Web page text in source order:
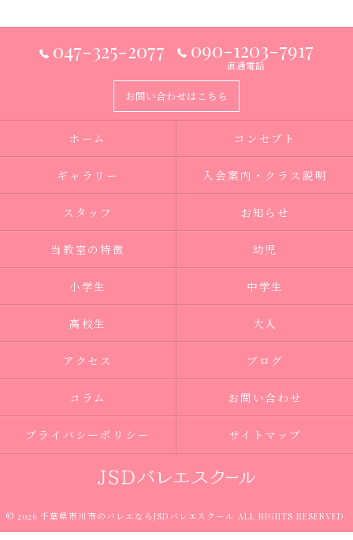
047-325-2077 090-1203-7917
直通電話
お問い合わせはこちら
ホーム コンセプト
ギャラリー 入会案内・クラス説明
スタッフ お知らせ
当教室の特徴 幼児
小学生 中学生
高校生 大人
アクセス ブログ
コラム お問い合わせ
プライバシーポリシー サイトマップ
© 2026 千葉県市川市のバレエならJSDバレエスクール ALL RIGHTS RESERVED.